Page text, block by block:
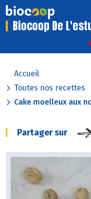
Biocoop De
Accueil
Toutes nos recettes
Cake moelleux aux
Partager sur